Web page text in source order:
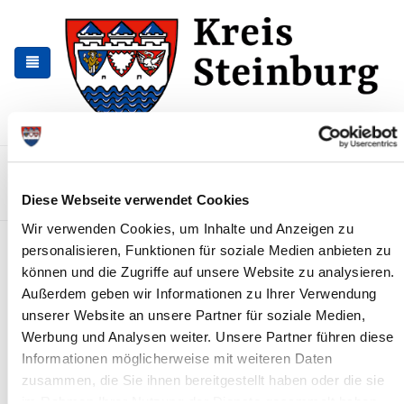
Diese Webseite verwendet Cookies
Wir verwenden Cookies, um Inhalte und Anzeigen zu
personalisieren, Funktionen für soziale Medien anbieten zu
können und die Zugriffe auf unsere Website zu analysieren.
Außerdem geben wir Informationen zu Ihrer Verwendung
unserer Website an unsere Partner für soziale Medien,
Werbung und Analysen weiter. Unsere Partner führen diese
Informationen möglicherweise mit weiteren Daten
zusammen, die Sie ihnen bereitgestellt haben oder die sie
springen
springen
Kontakt Sitemap Presse & Aktuelles Veranstaltungen
Karriere und Nachwuchskräfte
Mandolinenorchester im
Kreismuseum
News - Meldungen